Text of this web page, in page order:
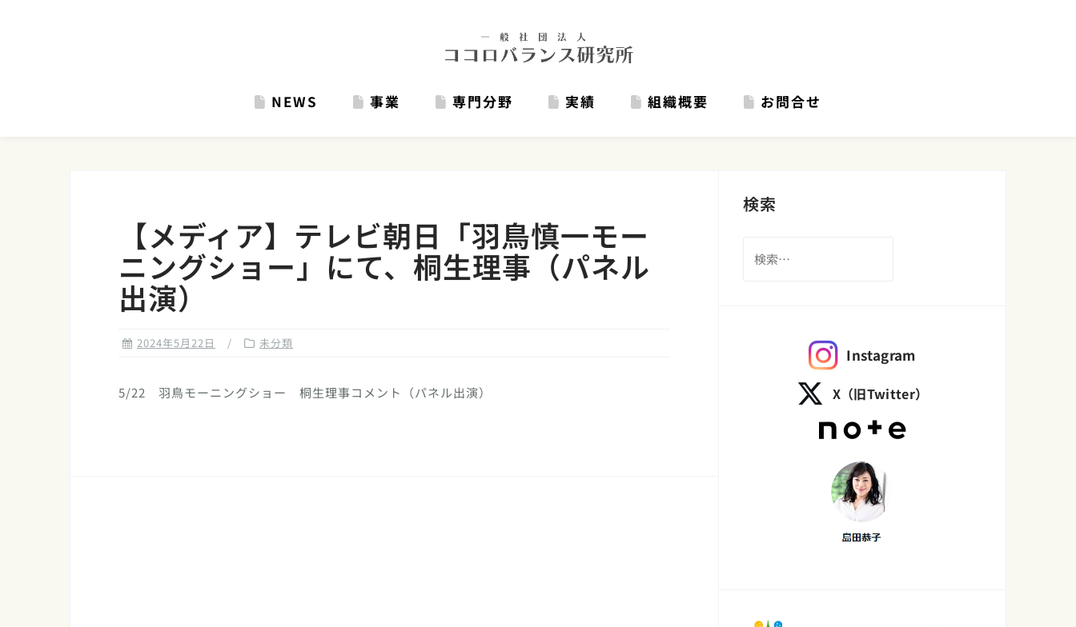
NEWS 事業 専門分野 実績 組織概要 お問合せ
【メディア】テレビ朝日「羽鳥慎一モー
ニングショー」にて、桐生理事（パネル
出演）
2024年5月22日 未分類
5/22 羽鳥モーニングショー 桐生理事コメント（パネル出演）
検索
索:
Instagram
X（旧Twitter）